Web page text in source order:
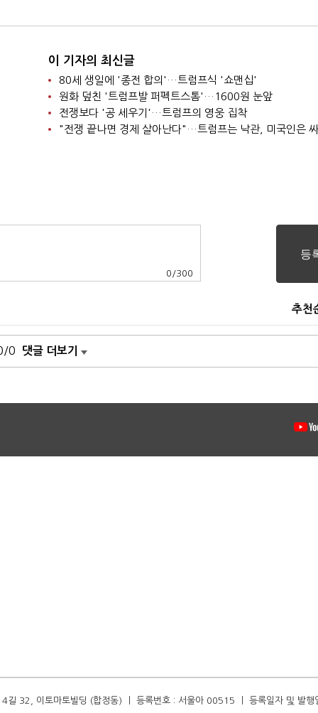
이 기자의 최신글
80세 생일에 '종전 합의'…트럼프식 '쇼맨십'
원화 덮친 '트럼프발 퍼펙트스톰'…1600원 눈앞
전쟁보다 '공 세우기'…트럼프의 영웅 집착
"전쟁 끝나면 경제 살아난다"…트럼프는 낙관, 미국인은
0 /300
추천
0 댓글 더보기
4길 32, 이토마토빌딩 (합정동) ㅣ 등록번호 : 서울아 00515 ㅣ 등록일자 및 발